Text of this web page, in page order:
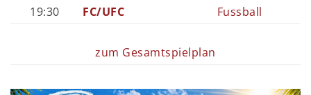
19:30
FC/UFC
Fussball
zum Gesamtspielplan